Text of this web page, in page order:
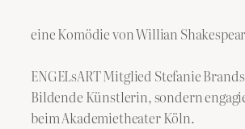
eine Komödie von Willian
ENGELsART Mitglied Stefanie
Bildende Künstlerin, sondern
beim Akademietheater Köln.